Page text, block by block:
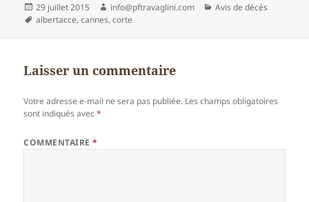
Publié
le
29 juillet 2015 Auteur
info@pftravaglini.com Catégories
Avis de décés
Mots-
albertacce,cannes,corte
Laisser un commentaire
Votre adresse e-mail ne sera pas publiée. Les champs obligatoires
sont indiqués avec*
COMMENTAIRE*